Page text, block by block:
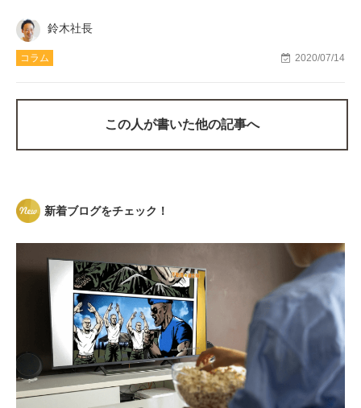
鈴木社長
コラム 2020/07/14
この人が書いた他の記事へ
新着ブログをチェック！